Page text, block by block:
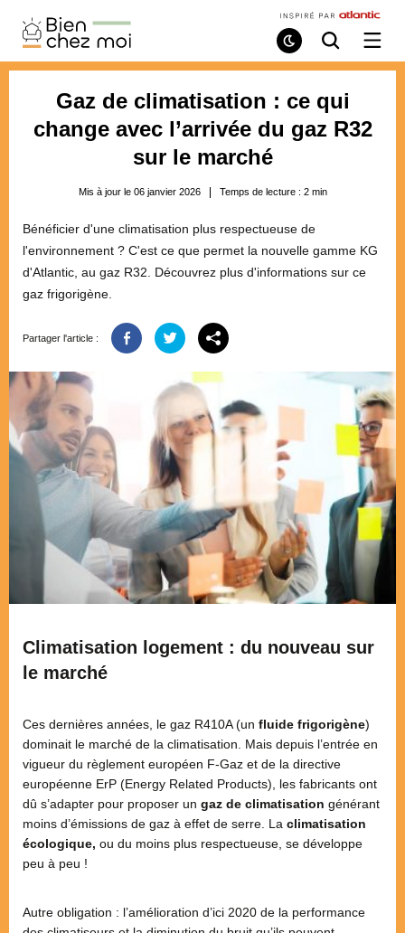
Bien
Chez
Moi
Mode
de
Recherche
/
Gaz de climatisation : ce qui
change avec l’arrivée du gaz R32
sur le marché
Mis à jour le 06 janvier 2026 Temps de lecture : 2 min
Bénéficier d'une climatisation plus respectueuse de
l'environnement ? C'est ce que permet la nouvelle gamme KG
d'Atlantic, au gaz R32. Découvrez plus d'informations sur ce
gaz frigorigène.
Partager l'article :
Climatisation logement : du nouveau sur
le marché
Ces dernières années, le gaz R410A (un fluide frigorigène)
dominait le marché de la climatisation. Mais depuis l’entrée en
vigueur du règlement européen F-Gaz et de la directive
européenne ErP (Energy Related Products), les fabricants ont
dû s’adapter pour proposer un gaz de climatisation générant
moins d’émissions de gaz à effet de serre. La climatisation
écologique, ou du moins plus respectueuse, se développe
peu à peu !
Autre obligation : l’amélioration d’ici 2020 de la performance